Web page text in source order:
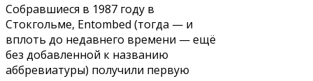
Собравшиеся в 1987 году в
Стокгольме, Entombed (тогда — и
вплоть до недавнего времени — ещё
без добавленной к названию
аббревиатуры) получили первую